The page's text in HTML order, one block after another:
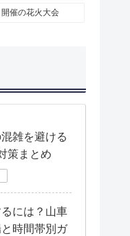
開催の花火大会
雑を避ける
策まとめ
には？山車
時間帯別ガ